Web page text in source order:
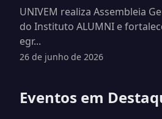
UNIVEM realiza Assembleia
do Instituto ALUMNI e
egr...
26 de junho de 2026
Eventos em